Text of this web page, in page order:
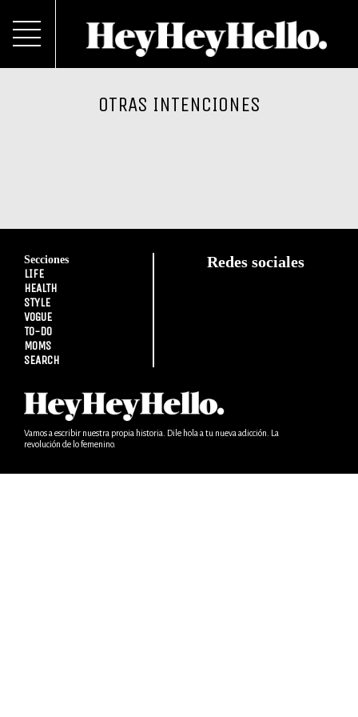
OTRAS INTENCIONES
Secciones
LIFE
HEALTH
STYLE
VOGUE
TO-DO
MOMS
SEARCH
Redes sociales
Vamos a escribir nuestra propia historia. Dile hola a tu nueva adicción. La
revolución de lo femenino.